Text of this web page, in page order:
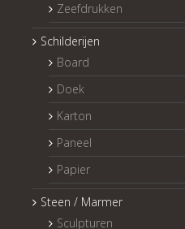
Zeefdrukken
Schilderijen
Board
Doek
Karton
Paneel
Papier
Steen / Marmer
Sculpturen